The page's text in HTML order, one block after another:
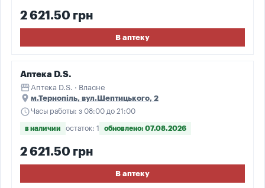
2 621.50 грн
В аптеку
Аптека D.S.
storefront Аптека D.S. · Власне
place м.Тернопіль, вул.Шептицького, 2
scheduleЧасы работы: з 08:00 до 21:00
в наличии остаток: 1 обновлено: 07.08.2026
2 621.50 грн
В аптеку